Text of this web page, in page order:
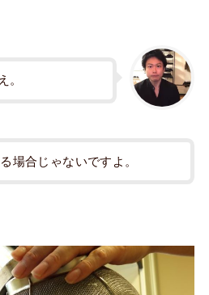
。
場合じゃないですよ。